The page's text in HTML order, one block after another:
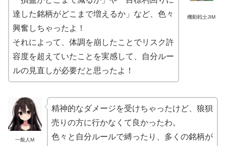
機動戦士JIM
達した銘柄がどこまで増えるか」など、色々
興奮しちゃったよ！
それによって、体調を崩したことでリスク許
容度を超えていたことを実感して、自分ルー
ルの見直しが必要だと思ったよ！
一般人M
精神的なダメージを受けちゃったけど、狼狽
売りの方に行かなくて良かったわ。
色々と自分ルールで縛ったり、多くの銘柄が